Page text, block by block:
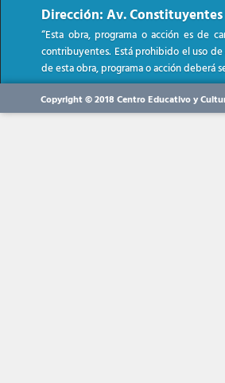
Dirección: Av. Constituyentes
“Esta obra, programa o acción es de
contribuyentes. Está prohibido el uso
de esta obra, programa o acción deberá
Copyright © 2018 Centro Educativo y